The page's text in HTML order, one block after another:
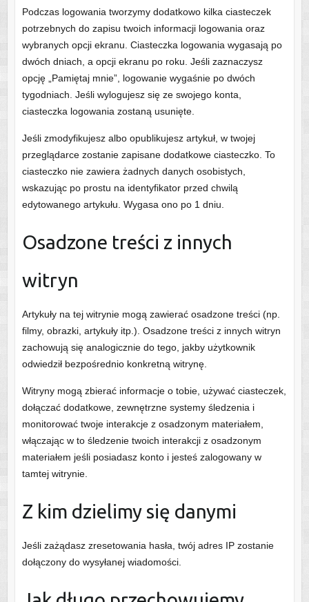
Podczas logowania tworzymy dodatkowo kilka ciasteczek
potrzebnych do zapisu twoich informacji logowania oraz
wybranych opcji ekranu. Ciasteczka logowania wygasają po
dwóch dniach, a opcji ekranu po roku. Jeśli zaznaczysz
opcję „Pamiętaj mnie”, logowanie wygaśnie po dwóch
tygodniach. Jeśli wylogujesz się ze swojego konta,
ciasteczka logowania zostaną usunięte.
Jeśli zmodyfikujesz albo opublikujesz artykuł, w twojej
przeglądarce zostanie zapisane dodatkowe ciasteczko. To
ciasteczko nie zawiera żadnych danych osobistych,
wskazując po prostu na identyfikator przed chwilą
edytowanego artykułu. Wygasa ono po 1 dniu.
Osadzone treści z innych
witryn
Artykuły na tej witrynie mogą zawierać osadzone treści (np.
filmy, obrazki, artykuły itp.). Osadzone treści z innych witryn
zachowują się analogicznie do tego, jakby użytkownik
odwiedził bezpośrednio konkretną witrynę.
Witryny mogą zbierać informacje o tobie, używać ciasteczek,
dołączać dodatkowe, zewnętrzne systemy śledzenia i
monitorować twoje interakcje z osadzonym materiałem,
włączając w to śledzenie twoich interakcji z osadzonym
materiałem jeśli posiadasz konto i jesteś zalogowany w
tamtej witrynie.
Z kim dzielimy się danymi
Jeśli zażądasz zresetowania hasła, twój adres IP zostanie
dołączony do wysyłanej wiadomości.